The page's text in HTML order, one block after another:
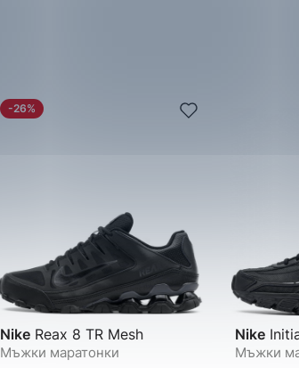
-26%
Nike Reax 8 TR Mesh
Мъжки маратонки
Nike
Мъжки